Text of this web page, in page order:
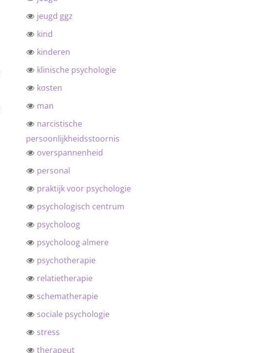
jeugd ggz
kind
kinderen
klinische psychologie
kosten
man
narcistische
persoonlijkheidsstoornis
overspannenheid
personal
praktijk voor psychologie
psychologisch centrum
psycholoog
psycholoog almere
psychotherapie
relatietherapie
schematherapie
sociale psychologie
stress
therapeut